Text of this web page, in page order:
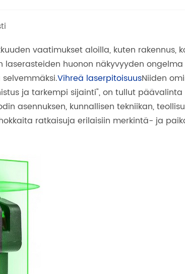
vaatimukset aloilla, kuten rakennus,
huonon näkyvyyden
Vihreä laserpitoisuusNiiden
ja tarkempi sijainti", on tullut
asennuksen, kunnallisen tekniikan,
ratkaisuja erilaisiin merkintä- ja